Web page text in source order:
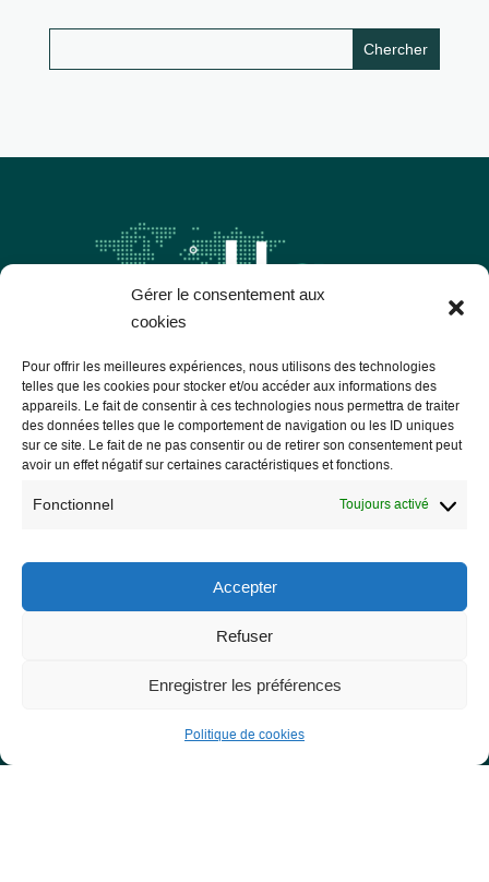
Gérer le consentement aux
cookies
Pour offrir les meilleures expériences, nous utilisons des technologies
telles que les cookies pour stocker et/ou accéder aux informations des
appareils. Le fait de consentir à ces technologies nous permettra de traiter
des données telles que le comportement de navigation ou les ID uniques
sur ce site. Le fait de ne pas consentir ou de retirer son consentement peut
avoir un effet négatif sur certaines caractéristiques et fonctions.
Fonctionnel Toujours activé
Accepter
Refuser
Enregistrer les préférences
Politique de cookies
Les Libres Géographes
56000 Vannes